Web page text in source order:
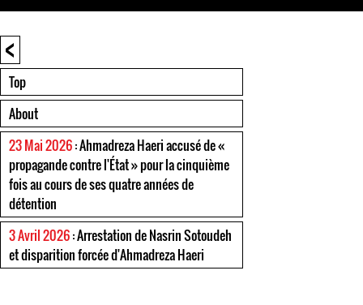
<
Top
About
23 Mai 2026: Ahmadreza Haeri accusé de «
propagande contre l'État » pour la cinquième
fois au cours de ses quatre années de
détention
3 Avril 2026: Arrestation de Nasrin Sotoudeh
et disparition forcée d'Ahmadreza Haeri